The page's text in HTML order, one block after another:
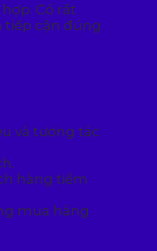
Có rất
tiếp cận đúng
và tương tác
hàng tiềm
mua hàng